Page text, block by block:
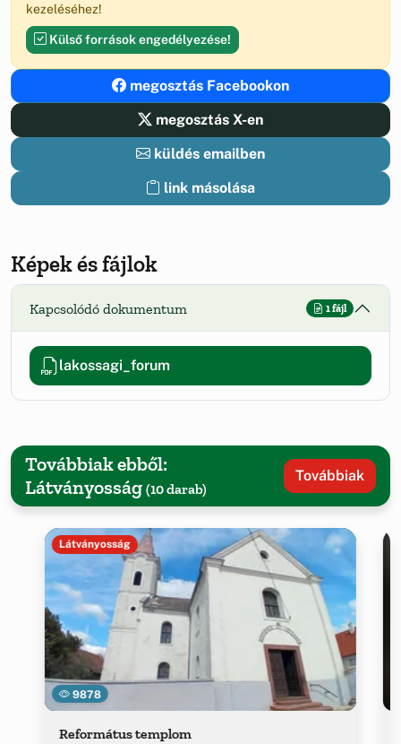
kezeléséhez!
Külső források engedélyezése!
megosztás Facebookon
megosztás X-en
küldés emailben
link másolása
Képek és fájlok
Kapcsolódó dokumentum 1 fájl
lakossagi_forum
Továbbiak ebből:
Látványosság (10 darab)
Továbbiak
9878
Látványosság
Református templom